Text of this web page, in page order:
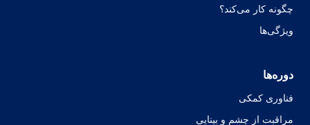
چگونه کار می‌کند؟
ویژگی‌ها
دوره‌ها
فناوری کمکی
مراقبت از چشم و بینایی